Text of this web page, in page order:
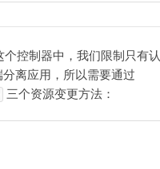
个控制器中，我们限制只有认
离应用，所以需要通过
三个资源变更方法：